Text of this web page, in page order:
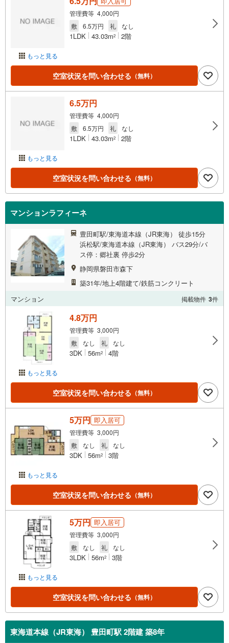
もっと見る
管理費等 4,000円
敷
6.5万円 礼 なし
1LDK 43.03m2 2階
空室状況を問い合わせる （無料）
もっと見る
6.5万円
管理費等 4,000円
敷
6.5万円 礼 なし
1LDK 43.03m2 2階
空室状況を問い合わせる （無料）
マンションラフィーネ
豊田町駅/東海道本線（JR東海） 徒歩15分
浜松駅/東海道本線（JR東海） バス29分/バ
ス停：郷社裏 停歩2分
静岡県磐田市森下
築31年/地上4階建て/鉄筋コンクリート
マンション
掲載物件 3件
もっと見る
4.8万円
管理費等 3,000円
敷
なし 礼 なし
3DK 56m2 4階
空室状況を問い合わせる （無料）
もっと見る
5万円 即入居可
管理費等 3,000円
敷
なし 礼 なし
3DK 56m2 3階
空室状況を問い合わせる （無料）
もっと見る
5万円 即入居可
管理費等 3,000円
敷
なし 礼 なし
3LDK 56m2 3階
空室状況を問い合わせる （無料）
東海道本線（JR東海） 豊田町駅 2階建 築8年